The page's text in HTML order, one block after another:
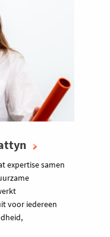
expertise samen
voor iedereen